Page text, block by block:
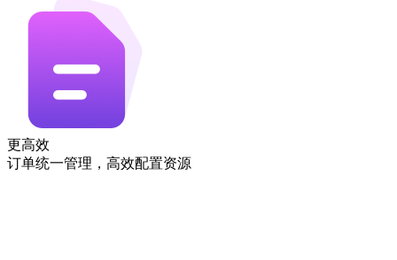
更高效
订单统一管理，高效配置资源